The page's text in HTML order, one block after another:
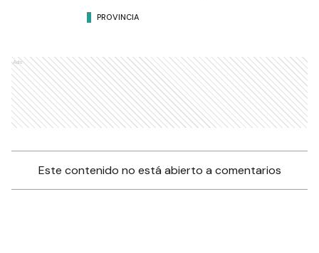
PROVINCIA
Ads
Este contenido no está abierto a comentarios